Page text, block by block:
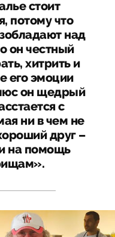
стоит
потому что
над
он честный
хитрить и
его эмоции
он щедрый
с
ни в чем не
друг –
на помощь